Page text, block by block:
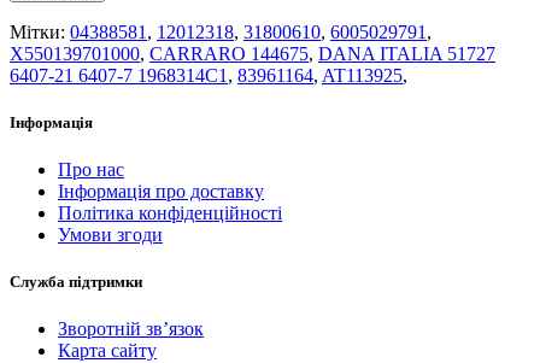
Мітки: 04388581 , 12012318, 31800610, 6005029791 ,
X550139701000, CARRARO 144675, DANA ITALIA 51727
6407-21 6407-7 1968314C1 , 83961164, AT113925,
Інформація
Про нас
Інформація про доставку
Політика конфіденційності
Умови згоди
Служба підтримки
Зворотній зв’язок
Карта сайту